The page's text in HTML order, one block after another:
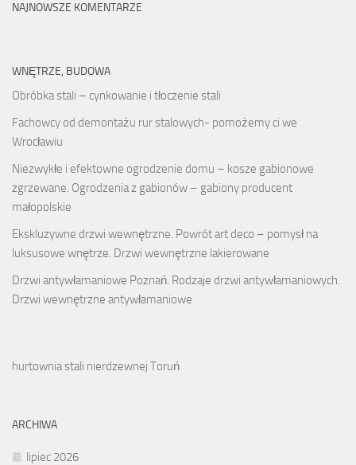
NAJNOWSZE KOMENTARZE
WNĘTRZE, BUDOWA
Obróbka stali – cynkowanie i tłoczenie stali
Fachowcy od demontażu rur stalowych- pomożemy ci we
Wrocławiu
Niezwykłe i efektowne ogrodzenie domu – kosze gabionowe
zgrzewane. Ogrodzenia z gabionów – gabiony producent
małopolskie
Ekskluzywne drzwi wewnętrzne. Powrót art deco – pomysł na
luksusowe wnętrze. Drzwi wewnętrzne lakierowane
Drzwi antywłamaniowe Poznań. Rodzaje drzwi antywłamaniowych.
Drzwi wewnętrzne antywłamaniowe
hurtownia stali nierdzewnej Toruń
ARCHIWA
lipiec 2026